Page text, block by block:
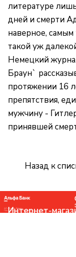
литературе
дней и смерти
наверное,
такой уж
Немецкий
Браун`
протяжении 16
препятствия,
мужчину -
принявшей
Назад к
Интернет-